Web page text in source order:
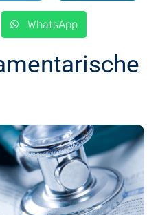
WhatsApp